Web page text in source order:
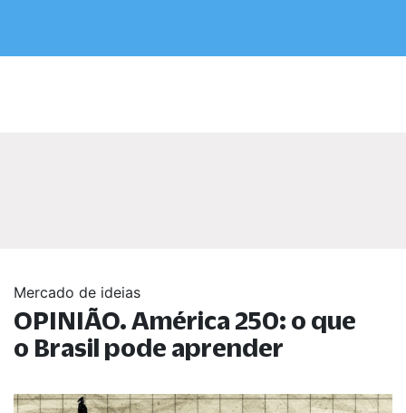
Mercado de ideias
OPINIÃO. América 250: o que
o Brasil pode aprender